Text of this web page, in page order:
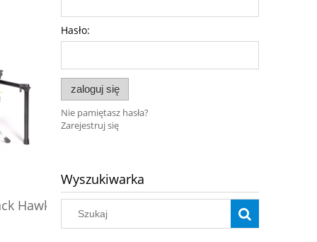
Hawk
Pianino cyfrowe Black Hawk
Hasło:
zaloguj się
Nie pamiętasz hasła?
Zarejestruj się
Wyszukiwarka